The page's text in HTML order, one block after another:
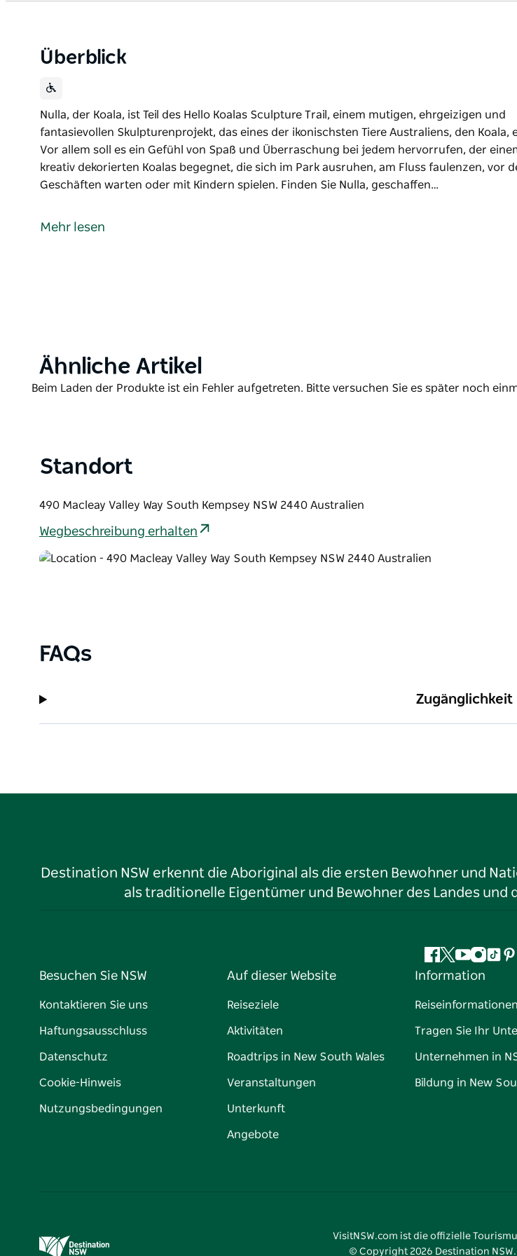
Überblick
Nulla, der Koala, ist Teil des Hello Koalas Sculpture Trail, einem mutigen, ehrgeizigen und
fantasievollen Skulpturenprojekt, das eines der ikonischsten Tiere Australiens, den Koala,
Vor allem soll es ein Gefühl von Spaß und Überraschung bei jedem hervorrufen, der
kreativ dekorierten Koalas begegnet, die sich im Park ausruhen, am Fluss faulenzen, vor
Geschäften warten oder mit Kindern spielen. Finden Sie Nulla, geschaffen…
fantasievollen Skulpturenprojekt, das eines der ikonischsten Tiere Australiens, den Koala,
Mehr lesen
Product
Ähnliche Artikel
Product
Beim Laden der Produkte ist ein Fehler aufgetreten. Bitte versuchen Sie es später noch
Standort
490 Macleay Valley Way South Kempsey NSW 2440 Australien
Wegbeschreibung erhalten
FAQs
Zugänglichkeit
Destination NSW erkennt die Aboriginal als die ersten Bewohner und
als traditionelle Eigentümer und Bewohner des Landes und
Facebook
Twitter
YouTube
Besuchen Sie NSW
Kontaktieren Sie uns
Haftungsausschluss
Datenschutz
Cookie-Hinweis
Nutzungsbedingungen
Auf dieser Website
Reiseziele
Aktivitäten
Roadtrips in New South Wales
Veranstaltungen
Unterkunft
Angebote
Information
Reiseinformationen
Tragen Sie Ihr
Unternehmen in
Bildung in New
VisitNSW.com ist die offizielle
© Copyright 2026 Destination